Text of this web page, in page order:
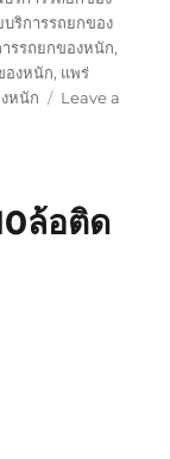
บริการรถยกของ
ารรถยกของหนัก,
องหนัก, แพร่
หนัก
Leave a
ล้อติด